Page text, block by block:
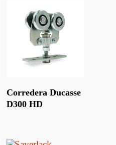
Corredera Ducasse
D300 HD